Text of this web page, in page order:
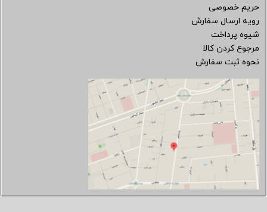
حریم خصوصی
رویه ارسال سفارش
شیوه پرداخت
مرجوع کردن کالا
نحوه ثبت سفارش